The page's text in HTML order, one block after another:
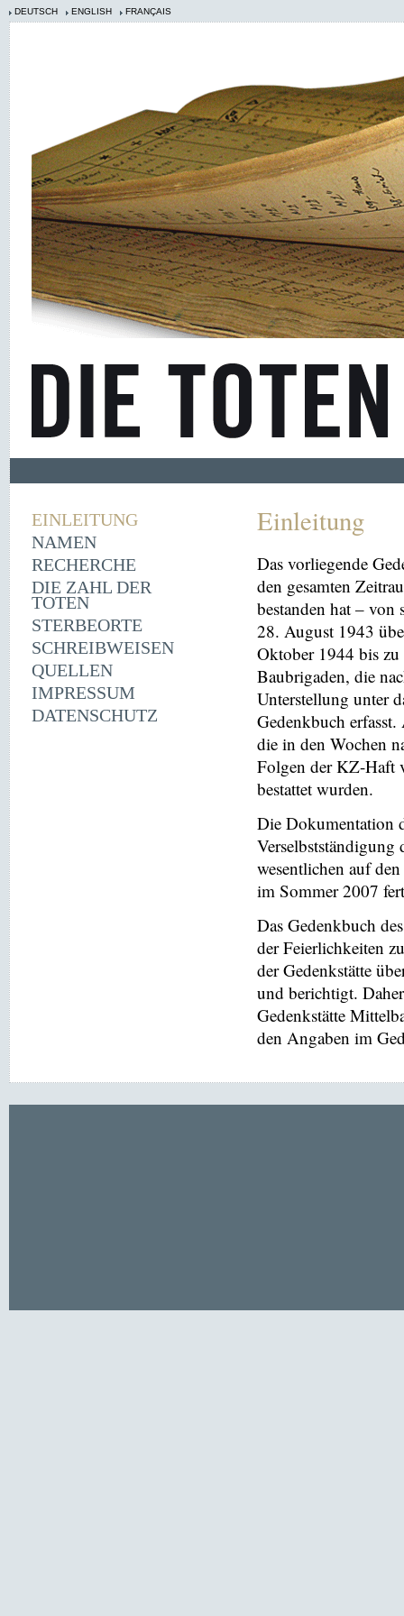
DEUTSCH ENGLISH FRANÇAIS
EINLEITUNG
NAMEN
RECHERCHE
DIE ZAHL DER
TOTEN
STERBEORTE
SCHREIBWEISEN
QUELLEN
IMPRESSUM
DATENSCHUTZ
Einleitung
Das vorliegende
den gesamten
bestanden hat –
28. August 1943
Oktober 1944 bis
Baubrigaden, die
Unterstellung unter
Gedenkbuch
die in den Wochen
Folgen der KZ-Haft
bestattet wurden.
Die Dokumentation
wesentlichen auf
im Sommer 2007
Das Gedenkbuch
der Feierlichkeiten
der Gedenkstätte
und berichtigt.
Gedenkstätte
den Angaben im